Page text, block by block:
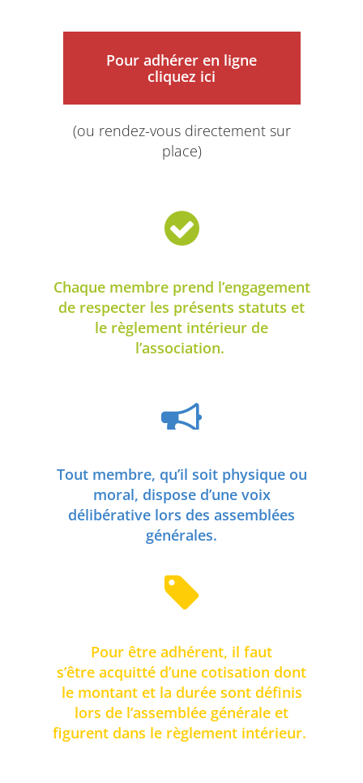
Pour adhérer en ligne
cliquez ici
(ou rendez-vous directement sur
place)
Chaque membre prend l’engagement
de respecter les présents statuts et
le règlement intérieur de
l’association.
Tout membre, qu’il soit physique ou
moral, dispose d’une voix
délibérative lors des assemblées
générales.
Pour être adhérent, il faut
s’être acquitté d’une cotisation dont
le montant et la durée sont définis
lors de l’assemblée générale et
figurent dans le règlement intérieur.